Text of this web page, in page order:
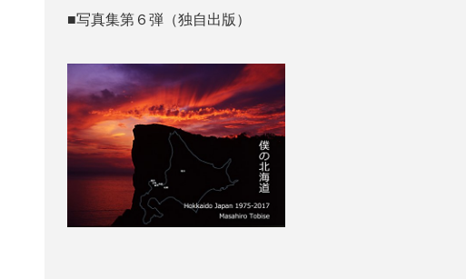
■写真集第６弾（独自出版）